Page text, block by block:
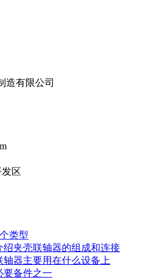
造有限公司
区
类型
绍夹壳联轴器的组成和连接
器主要用在什么设备上
要备件之一